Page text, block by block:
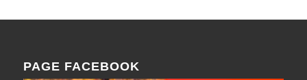
PAGE FACEBOOK